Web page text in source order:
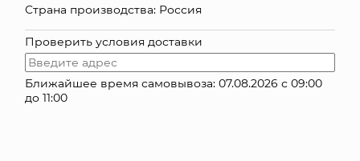
Страна производства: Россия
Проверить условия доставки
Ближайшее время самовывоза: 07.08.2026 с 09:00
до 11:00